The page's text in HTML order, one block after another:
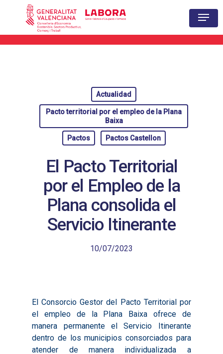
Actualidad
Pacto territorial por el empleo de la Plana
Baixa
Pactos Pactos Castellon
El Pacto Territorial
por el Empleo de la
Plana consolida el
Servicio Itinerante
10/07/2023
El Consorcio Gestor del Pacto Territorial por
el empleo de la Plana Baixa ofrece de
manera permanente el Servicio Itinerante
dentro de los municipios consorciados para
atender de manera individualizada a